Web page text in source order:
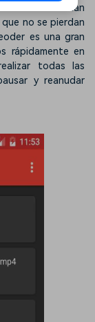
también han
no se pierdan
es una gran
rápidamente en
todas las
y reanudar